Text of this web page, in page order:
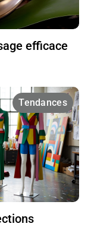
efficace
Tendances